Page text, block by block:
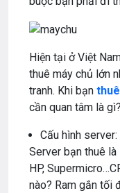
Hiện tại ở Việt
thuê máy chủ lớn
tranh. Khi bạn
cần quan tâm là gì?
Cấu hình server:
Server bạn thuê
HP,
nào? Ram gắn tối